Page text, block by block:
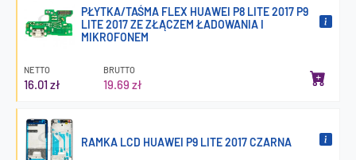
PŁYTKA/TAŚMA FLEX HUAWEI P8 LITE 2017 P9
LITE 2017 ZE ZŁĄCZEM ŁADOWANIA I
MIKROFONEM
NETTO
16.01 zł
BRUTTO
19.69 zł
RAMKA LCD HUAWEI P9 LITE 2017 CZARNA